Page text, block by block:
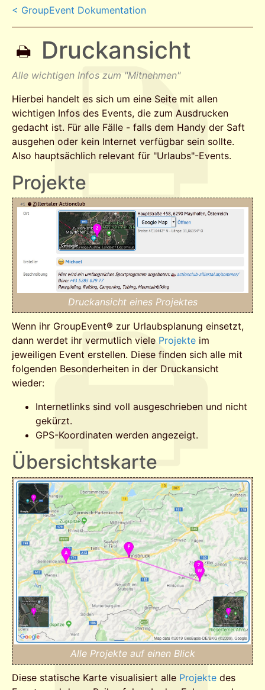
< GroupEvent Dokumentation
Druckansicht
Alle wichtigen Infos zum "Mitnehmen"
Hierbei handelt es sich um eine Seite mit allen
wichtigen Infos des Events, die zum Ausdrucken
gedacht ist. Für alle Fälle - falls dem Handy der Saft
ausgehen oder kein Internet verfügbar sein sollte.
Also hauptsächlich relevant für "Urlaubs"-Events.
Projekte
Druckansicht eines Projektes
Wenn ihr GroupEvent® zur Urlaubsplanung einsetzt,
dann werdet ihr vermutlich viele Projekte im
jeweiligen Event erstellen. Diese finden sich alle mit
folgenden Besonderheiten in der Druckansicht
wieder:
Internetlinks sind voll ausgeschrieben und nicht
gekürzt.
GPS-Koordinaten werden angezeigt.
Übersichtskarte
Alle Projekte auf einen Blick
Diese statische Karte visualisiert alle Projekte des